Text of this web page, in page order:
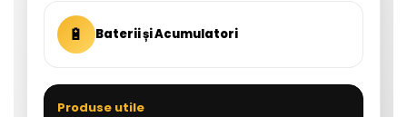
🔋 Baterii și Acumulatori
Produse utile